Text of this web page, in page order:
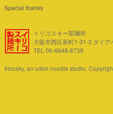
Special thanks
イリコスキー製麺所
大阪市西区新町1-31-3 ダイ
TEL 06-6648-8739
Iricosky, an udon noodle studio.